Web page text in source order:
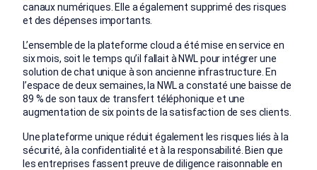
canaux numériques. Elle a également supprimé des risques
et des dépenses importants.
L’ensemble de la plateforme cloud a été mise en service en
six mois, soit le temps qu’il fallait à NWL pour intégrer une
solution de chat unique à son ancienne infrastructure. En
l’espace de deux semaines, la NWL a constaté une baisse de
89 % de son taux de transfert téléphonique et une
augmentation de six points de la satisfaction de ses clients.
Une plateforme unique réduit également les risques liés à la
sécurité, à la confidentialité et à la responsabilité. Bien que
les entreprises fassent preuve de diligence raisonnable en